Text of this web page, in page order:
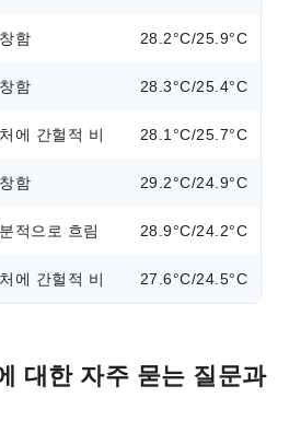
함 28.2°C/25.9°C
함 28.3°C/25.4°C
에 간헐적 비 28.1°C/25.7°C
함 29.2°C/24.9°C
적으로 흐림 28.9°C/24.2°C
에 간헐적 비 27.6°C/24.5°C
대한 자주 묻는 질문과